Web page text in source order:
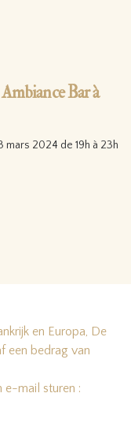
Bar à
mars 2024 de 19h à 23h
en Europa, De
een bedrag van
e-mail sturen :